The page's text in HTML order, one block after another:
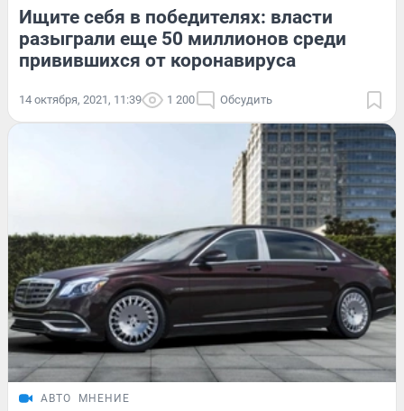
Ищите себя в победителях: власти
разыграли еще 50 миллионов среди
привившихся от коронавируса
14 октября, 2021, 11:39 1 200 Обсудить
АВТО МНЕНИЕ